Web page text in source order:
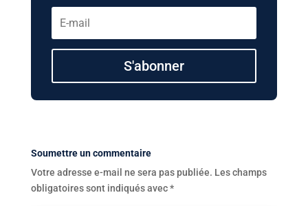
S'abonner
Soumettre un commentaire
Votre adresse e-mail ne sera pas publiée. Les champs
obligatoires sont indiqués avec*